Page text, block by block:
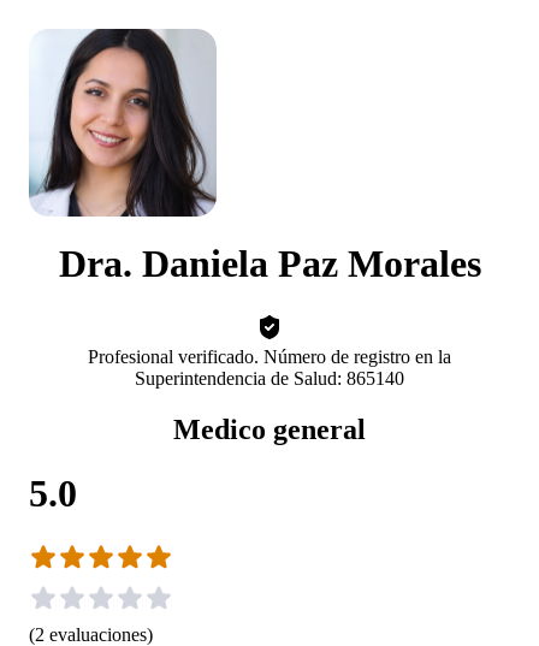
Dra. Daniela Paz Morales
Profesional verificado. Número de registro en la
Superintendencia de Salud: 865140
Medico general
5.0
(2 evaluaciones)